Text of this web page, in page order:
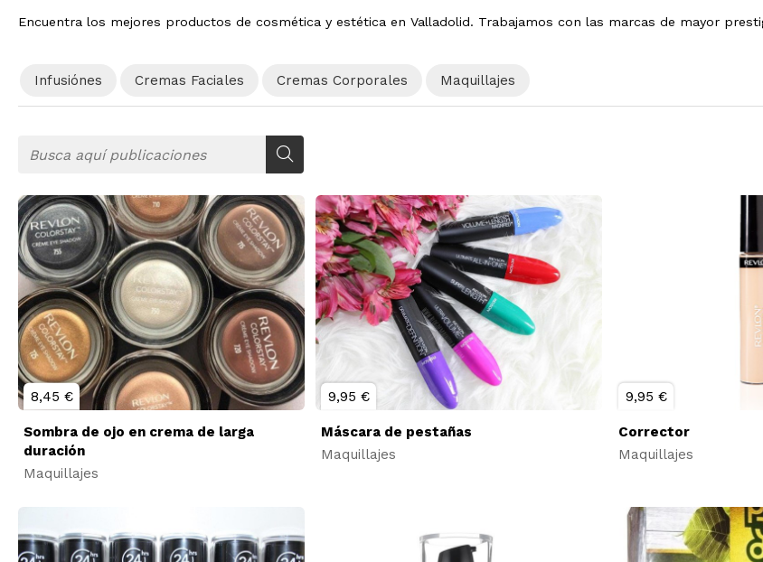
Encuentra los mejores productos de cosmética y estética en Valladolid. Trabajamos con las marcas de mayor
Infusiónes Cremas Faciales Cremas Corporales Maquillajes
Sombra de ojo en crema de larga
duración
Maquillajes
8,45 €
Máscara de pestañas
Maquillajes
9,95 €
Corrector
Maquillajes
9,95 €